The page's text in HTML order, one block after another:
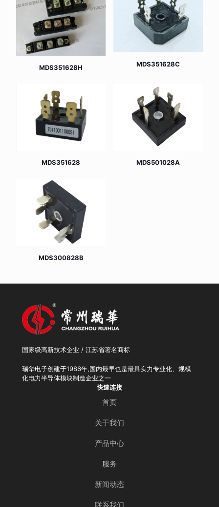
MDS351628H MDS351628C
MDS351628 MDS501028A
MDS300828B
国家级高新技术企业 / 江苏省著名商标
瑞华电子创建于1986年,国内最早也是最具实力专业化、规模
化电力半导体模块制造企业之一
快速连接
首页
关于我们
产品中心
服务
新闻动态
联系我们